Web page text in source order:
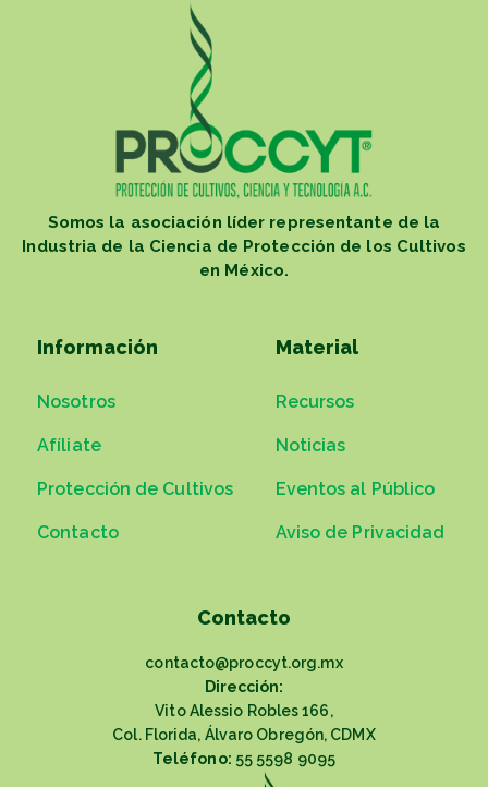
Somos la asociación líder representante de la
Industria de la Ciencia de Protección de los Cultivos
en México.
Información
Nosotros
Afíliate
Protección de Cultivos
Contacto
Material
Recursos
Noticias
Eventos al Público
Aviso de Privacidad
Contacto
contacto@proccyt.org.mx
Dirección:
Vito Alessio Robles 166,
Col. Florida, Álvaro Obregón, CDMX
Teléfono: 55 5598 9095